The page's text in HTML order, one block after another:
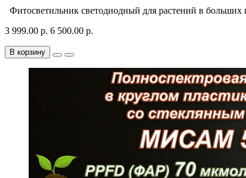
Фитосветильник светодиодный для растений в
3 999.00 р. 6 500.00 р.
В корзину